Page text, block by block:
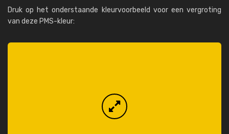
Druk op het onderstaande kleurvoorbeeld voor een vergroting
van deze PMS-kleur: